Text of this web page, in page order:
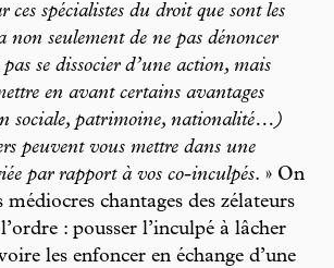
ces spécialistes du droit que sont les
non seulement de ne pas dénoncer
se dissocier d’une action, mais
en avant certains avantages
sociale, patrimoine, nationalité…)
peuvent vous mettre dans une
par rapport à vos co-inculpés. » On
chantages des zélateurs
: pousser l’inculpé à lâcher
les enfoncer en échange d’une